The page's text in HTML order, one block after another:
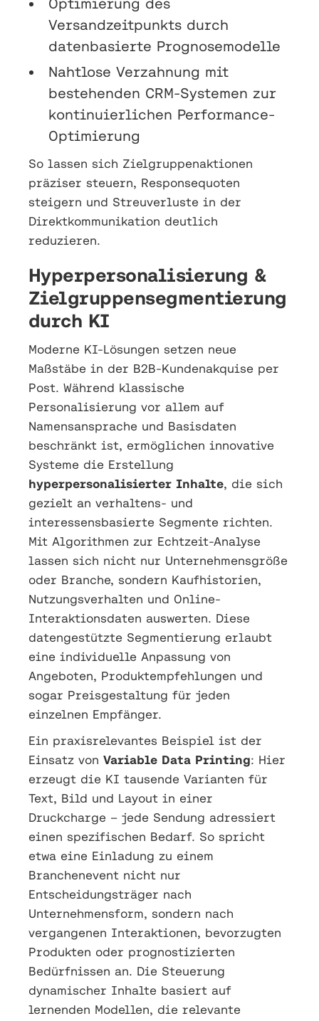
Optimierung des
Versandzeitpunkts durch
datenbasierte Prognosemodelle
Nahtlose Verzahnung mit
bestehenden CRM-Systemen zur
kontinuierlichen Performance-
Optimierung
So lassen sich Zielgruppenaktionen
präziser steuern, Responsequoten
steigern und Streuverluste in der
Direktkommunikation deutlich
reduzieren.
Hyperpersonalisierung &
Zielgruppensegmentierung
durch KI
Moderne KI-Lösungen setzen neue
Maßstäbe in der B2B-Kundenakquise per
Post. Während klassische
Personalisierung vor allem auf
Namensansprache und Basisdaten
beschränkt ist, ermöglichen innovative
Systeme die Erstellung
hyperpersonalisierter Inhalte, die sich
gezielt an verhaltens- und
interessensbasierte Segmente richten.
Mit Algorithmen zur Echtzeit-Analyse
lassen sich nicht nur Unternehmensgröße
oder Branche, sondern Kaufhistorien,
Nutzungsverhalten und Online-
Interaktionsdaten auswerten. Diese
datengestützte Segmentierung erlaubt
eine individuelle Anpassung von
Angeboten, Produktempfehlungen und
sogar Preisgestaltung für jeden
einzelnen Empfänger.
Ein praxisrelevantes Beispiel ist der
Einsatz von Variable Data Printing: Hier
erzeugt die KI tausende Varianten für
Text, Bild und Layout in einer
Druckcharge – jede Sendung adressiert
einen spezifischen Bedarf. So spricht
etwa eine Einladung zu einem
Branchenevent nicht nur
Entscheidungsträger nach
Unternehmensform, sondern nach
vergangenen Interaktionen, bevorzugten
Produkten oder prognostizierten
Bedürfnissen an. Die Steuerung
dynamischer Inhalte basiert auf
lernenden Modellen, die relevante